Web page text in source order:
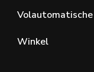
Winkel